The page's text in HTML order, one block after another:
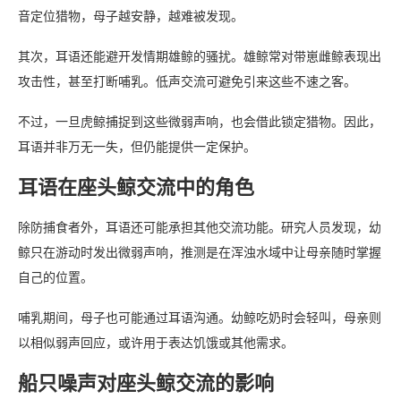
音定位猎物，母子越安静，越难被发现。
其次，耳语还能避开发情期雄鲸的骚扰。雄鲸常对带崽雌鲸表现出
攻击性，甚至打断哺乳。低声交流可避免引来这些不速之客。
不过，一旦虎鲸捕捉到这些微弱声响，也会借此锁定猎物。因此，
耳语并非万无一失，但仍能提供一定保护。
耳语在座头鲸交流中的角色
除防捕食者外，耳语还可能承担其他交流功能。研究人员发现，幼
鲸只在游动时发出微弱声响，推测是在浑浊水域中让母亲随时掌握
自己的位置。
哺乳期间，母子也可能通过耳语沟通。幼鲸吃奶时会轻叫，母亲则
以相似弱声回应，或许用于表达饥饿或其他需求。
船只噪声对座头鲸交流的影响